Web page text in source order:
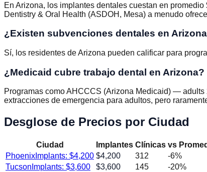
En Arizona, los implantes dentales cuestan en
Dentistry & Oral Health (ASDOH, Mesa) a menudo
¿Existen subvenciones dentales en
Sí, los residentes de Arizona pueden calificar para
¿Medicaid cubre trabajo dental en Arizona?
Programas como AHCCCS (Arizona Medicaid) —
extracciones de emergencia para adultos, pero
Desglose de Precios por Ciudad
Ciudad Implantes Clínicas vs
Phoenix Implants: $4,200 $4,200 312 -6%
Tucson Implants: $3,600 $3,600 145 -20%